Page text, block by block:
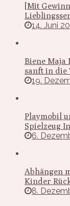
[Mit
14. Juni
Biene Maja
sanft in die
19.
Playmobil
Spielzeug
6.
Abhängen
Kinder
8.